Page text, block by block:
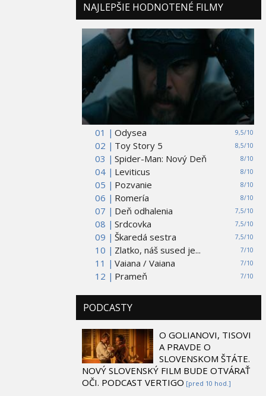
NAJLEPŠIE HODNOTENÉ FILMY
01 | 9,5/10
Odysea
02 |
8,5/10
Toy Story 5
03 |
8/10
Spider-Man: Nový Deň
04 |
8/10
Leviticus
05 |
8/10
Pozvanie
06 |
8/10
Romería
07 |
7,5/10
Deň odhalenia
08 |
7,5/10
Srdcovka
09 |
7,5/10
Škaredá sestra
10 |
7/10
Zlatko, náš sused je...
11 |
7/10
Vaiana / Vaiana
12 |
7/10
Prameň
PODCASTY
O GOLIANOVI, TISOVI
A PRAVDE O
SLOVENSKOM ŠTÁTE.
NOVÝ SLOVENSKÝ FILM BUDE OTVÁRAŤ
OČI. PODCAST VERTIGO [pred 10 hod.]